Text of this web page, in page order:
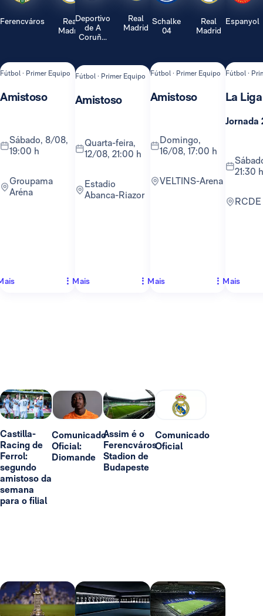
Ferencváros
Real
Madrid
Fútbol · Primer Equipo
Amistoso
sábado, 8/08,
19:00 h
Groupama
Aréna
Deportivo
de A
Coruñ...
Real
Madrid
Fútbol · Primer Equipo
Amistoso
quarta-feira,
12/08, 21:00 h
Estadio
Abanca-Riazor
Mais
Schalke
04
Real
Madrid
Fútbol · Primer Equipo
Amistoso
domingo,
16/08, 17:00 h
VELTINS-Arena
Mais
Espanyol
Fútbol ·
La Liga
Jornada
sábado, 22/08,
21:30 h
Mais
Castilla-
Racing de
Ferrol:
segundo
amistoso da
semana
para o filial
Comunicado
Oficial:
Diomande
Assim é o
Ferencváros
Stadion de
Budapeste
Comunicado
Oficial